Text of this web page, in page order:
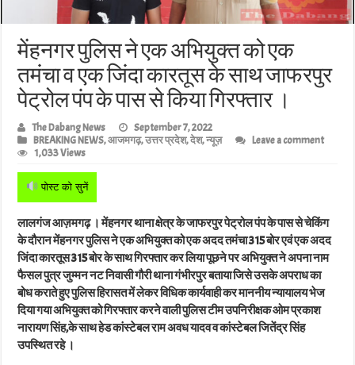
मेंहनगर पुलिस ने एक अभियुक्त को एक
तमंचा व एक जिंदा कारतूस के साथ जाफरपुर
पेट्रोल पंप के पास से किया गिरफ्तार ।
The Dabang News
September 7, 2022
BREAKING NEWS,आजमगढ़,उत्तर प्रदेश,देश,न्यूज़
Leave a comment
1,033 Views
पोस्ट को सुनें
लालगंज आज़मगढ़ । मेंहनगर थाना क्षेत्र के जाफरपुर पेट्रोल पंप के पास से चेकिंग
के दौरान मेंहनगर पुलिस ने एक अभियुक्त को एक अदद तमंचा 315 बोर एवं एक अदद
जिंदा कारतूस 315 बोर के साथ गिरफ्तार कर लिया पूछने पर अभियुक्त ने अपना नाम
फैसल पुत्र जुम्मन नट निवासी गौरी थाना गंभीरपुर बताया जिसे उसके अपराध का
बोध कराते हुए पुलिस हिरासत में लेकर विधिक कार्यवाही कर माननीय न्यायालय भेज
दिया गया अभियुक्त को गिरफ्तार करने वाली पुलिस टीम उपनिरीक्षक ओम प्रकाश
नारायण सिंह,के साथ हेड कांस्टेबल राम अवध यादव व कांस्टेबल जितेंद्र सिंह
उपस्थित रहे ।